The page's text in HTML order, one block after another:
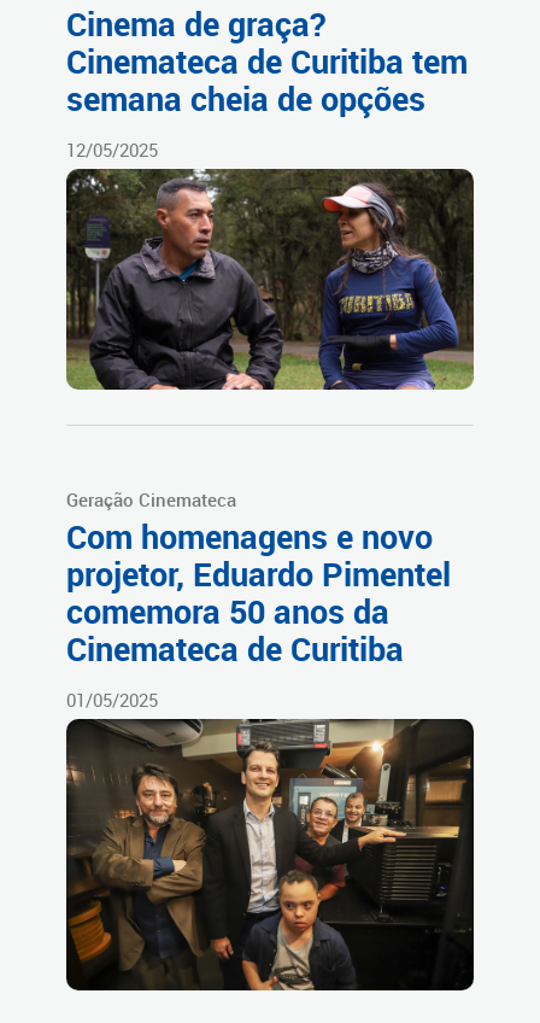
Cinema de graça?
Cinemateca de Curitiba tem
semana cheia de opções
12/05/2025
Geração Cinemateca
Com homenagens e novo
projetor, Eduardo Pimentel
comemora 50 anos da
Cinemateca de Curitiba
01/05/2025